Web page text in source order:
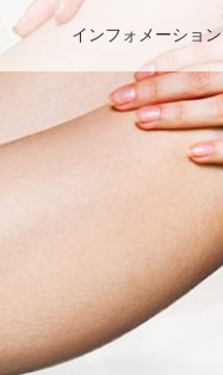
インフォメーション